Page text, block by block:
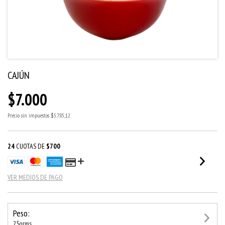
CAJÚN
$7.000
Precio sin impuestos $5.785,12
24 CUOTAS DE $700
VER MEDIOS DE PAGO
Peso: